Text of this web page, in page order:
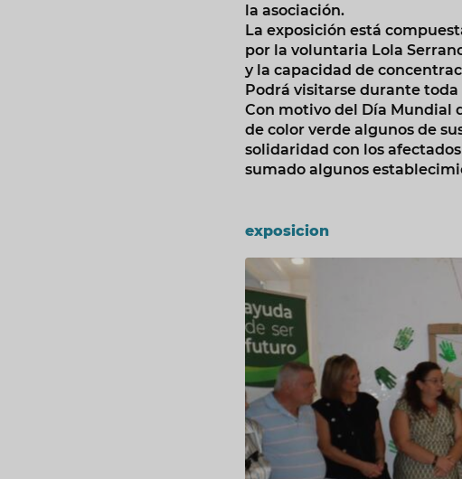
la asociación.
La exposición está
por la voluntaria Lola
y la capacidad de
Podrá visitarse durante toda
Con motivo del Día
de color verde algunos de
solidaridad con los
sumado algunos
exposicion